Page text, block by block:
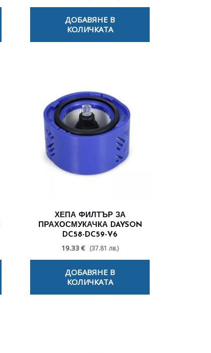
ДОБАВЯНЕ В
КОЛИЧКАТА
ХЕПА ФИЛТЪР ЗА
ПРАХОСМУКАЧКА DAYSON
DC58-DC59-V6
19.33 € (37.81 лв.)
ДОБАВЯНЕ В
КОЛИЧКАТА